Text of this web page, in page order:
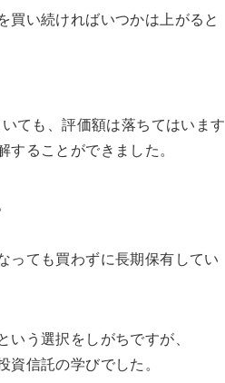
買い続ければいつかは上がると
ても、評価額は落ちてはいます
ることができました。
っても買わずに長期保有してい
う選択をしがちですが、
資信託の学びでした。